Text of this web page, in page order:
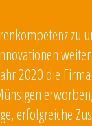
zu
2020 die Firma
erfolgreiche